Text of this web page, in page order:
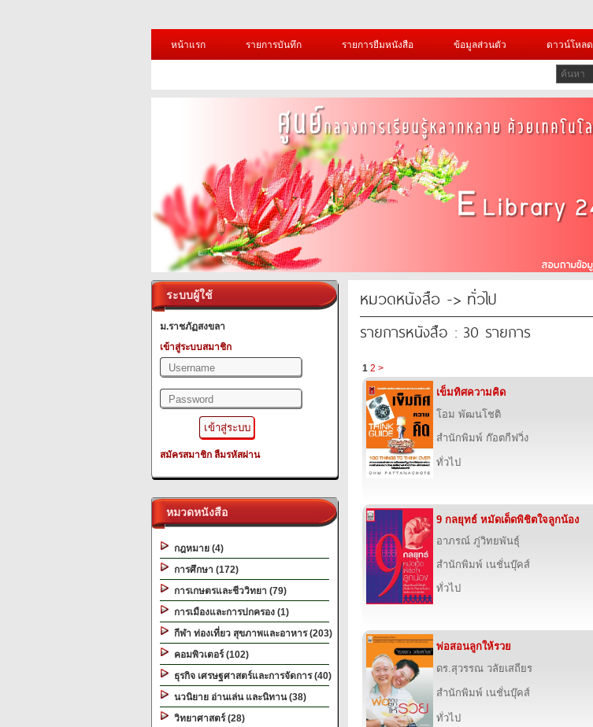
หน้าแรก
รายการบันทึก รายการยืมหนังสือ ข้อมูลส่วนตัว ดาวน์โหลด
ระบบผู้ใช้
ม.ราชภัฏสงขลา
เข้าสู่ระบบสมาชิก
สมัครสมาชิก ลืมรหัสผ่าน
หมวดหนังสือ
กฎหมาย (4)
การศึกษา (172)
การเกษตรและชีววิทยา (79)
การเมืองและการปกครอง (1)
กีฬา ท่องเที่ยว สุขภาพและอาหาร (203)
คอมพิวเตอร์ (102)
ธุรกิจ เศรษฐศาสตร์และการจัดการ (40)
นวนิยาย อ่านเล่น และนิทาน (38)
วิทยาศาสตร์ (28)
หมวดหนังสือ -> ทั่วไป
รายการหนังสือ : 30 รายการ
1 2 >
เข็มทิศความคิด
โอม พัฒนโชติ
สำนักพิมพ์ ก๊อตกีฟวิ่ง
ทั่วไป
9 กลยุทธ์ หมัดเด็ดพิชิตใจลูกน้อง
อาภรณ์ ภู่วิทยพันธุ์
สำนักพิมพ์ เนชั่นบุ๊คส์
ทั่วไป
พ่อสอนลูกให้รวย
ดร.สุวรรณ วลัยเสถียร
สำนักพิมพ์ เนชั่นบุ๊คส์
ทั่วไป